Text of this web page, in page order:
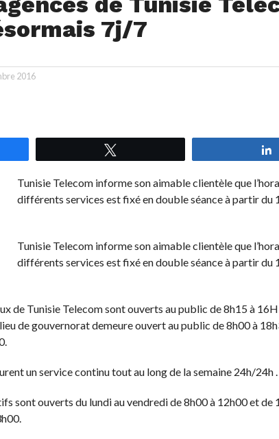
7j/7
2016
Tunisie Telecom informe son aimable clientèle que
différents services est fixé en double séance à partir du
Tunisie Telecom informe son aimable clientèle que
différents services est fixé en double séance à partir du
de Tunisie Telecom sont ouverts au public de 8h15 à
de gouvernorat demeure ouvert au public de 8h00 à
un service continu tout au long de la semaine 24h/24h .
sont ouverts du lundi au vendredi de 8h00 à 12h00 et de